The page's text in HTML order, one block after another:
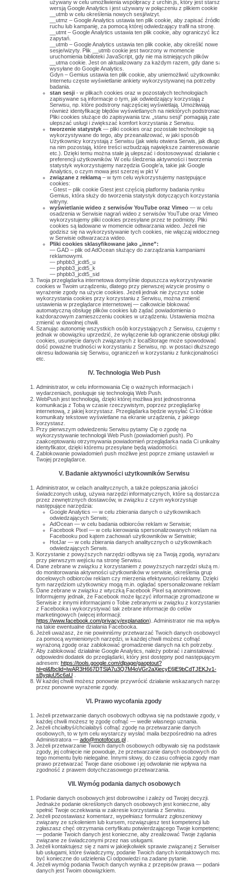
używany w celu umożliwienia współpracy z urchin.js, który jest starszą
wersją Google Analytics i jest używany w połączeniu z plikiem cookie
__utmb w celu określenia nowych sesji/wizyt.
__utmz – Google Analytics ustawia ten plik cookie, aby zapisać źródło
ruchu lub kampanię, za pomocą której odwiedzający trafił na stronę.
__utmt – Google Analytics ustawia ten plik cookie, aby ograniczyć
zapytań.
__utmb – Google Analytics ustawia ten plik cookie, aby określić nowe
sesje/wizyty. Plik __utmb cookie jest tworzony w momencie
uruchomienia biblioteki JavaScript, gdy nie ma istniejących plików
__utma cookie. Jest on aktualizowany za każdym razem, gdy dane są
wysyłane do Google Analytics.
Gdyn – Gemius ustawia ten plik cookie, aby uniemożliwić
Internetu częste wyświetlanie ankiety wykorzystywanej na potrzeby
badania.
stan sesji - w plikach cookies oraz w pozostałych technologiach
zapisywane są informacje o tym, jak odwiedzający korzystają z
Serwisu, np. które podstrony najczęściej wyświetlają. Umożliwiają
również identyfikację błędów wyświetlanych na niektórych podstronach.
Pliki cookies służące do zapisywania tzw. „stanu sesji” pomagają zatem
ulepszać usługi i zwiększać komfort korzystania z Serwisu.
tworzenie statystyk — pliki cookies oraz pozostałe technologie są
wykorzystywane do tego, aby przeanalizować, w jaki sposób
Użytkownicy korzystają z Serwisu (jak wielu otwiera Serwis, jak długo
na nim pozostają, które treści wzbudzają największe zainteresowanie
etc.). Dzięki temu można stale ją ulepszać i dostosowywać działanie do
preferencji użytkowników. W celu śledzenia aktywności i tworzenia
statystyk wykorzystujemy narzędzia Google’a, takie jak Google
Analytics, o czym mowa jest szerzej w pkt V
związane z reklamą – w tym celu wykorzystujemy następujące
cookies:
- Gtest – plik cookie Gtest jest częścią platformy badania rynku
Gemius, która służy do tworzenia statystyk dotyczących korzystania z
witryny.
wyświetlanie wideo z serwisów YouTube oraz Vimeo — w celu
osadzenia w Serwisie nagrań wideo z serwisów YouTube oraz Vimeo
wykorzystujemy pliki cookies przesyłane przez te podmioty. Pliki
cookies są ładowane w momencie odtwarzania wideo. Jeżeli nie
godzisz się na wykorzystywanie tych cookies, nie włączaj widocznego
w Serwisie odtwarzacza wideo.
Pliki cookies sklasyfikowane jako „inne”:
— GAD – plik od AdOcean służący do zarządzania kampaniami
reklamowymi.
— phpbb3_jcdt5_u
— phpbb3_jcdt5_k
— phpbb3_jcdt5_sid
Twoja przeglądarka internetowa domyślnie dopuszcza wykorzystywanie
cookies w Twoim urządzeniu, dlatego przy pierwszej wizycie prosimy o
wyrażenie zgody na użycie cookies. Jeżeli jednak nie życzysz sobie
wykorzystania cookies przy korzystaniu z Serwisu, można zmienić
ustawienia w przeglądarce internetowej — całkowicie blokować
automatyczną obsługę plików cookies lub żądać powiadomienia o
każdorazowym zamieszczeniu cookies w urządzeniu. Ustawienia można
zmienić w dowolnej chwili.
Szanując autonomię wszystkich osób korzystających z Serwisu, czujemy się
jednak w obowiązku uprzedzić, że wyłączenie lub ograniczenie obsługi plików
cookies, usunięcie danych związanych z localStorage może spowodować
dość poważne trudności w korzystaniu z Serwisu, np. w postaci dłuższego
okresu ładowania się Serwisu, ograniczeń w korzystaniu z funkcjonalności
etc.
IV. Technologia Web Push
Administrator, w celu informowania Cię o ważnych informacjach i
wydarzeniach, posługuje się technologią Web Push.
WebPush jest technologią, dzięki której możliwa jest jednostronna
komunikacja z Tobą w czasie rzeczywistym, poprzez przeglądarkę
internetową, z jakiej korzystasz. Przeglądarka będzie wysyłać Ci krótkie
komunikaty tekstowe wyświetlane na ekranie urządzenia, z jakiego
korzystasz.
Przy pierwszym odwiedzeniu Serwisu pytamy Cię o zgodę na
wykorzystywanie technologii Web Push (powiadomień push). Po
zaakceptowaniu otrzymywania powiadomień przeglądarka nada Ci unikalny
identyfikator, dzięki któremu przesyłane będą wiadomości.
Zablokowanie powiadomień push możliwe jest poprze zmianę ustawień w
Twojej przeglądarce.
V. Badanie aktywności użytkowników Serwisu
Administrator, w celach analitycznych, a także polepszania jakości
świadczonych usług, używa narzędzi informatycznych, które są dostarczane
przez zewnętrznych dostawców, w związku z czym wykorzystuje
następujące narzędzia:
Google Analytics — w celu zbierania danych o użytkownikach
odwiedzających Serwis;
AdOcean — w celu badania odbiorców reklam w Serwisie;
Facebook Pixel — w celu kierowania spersonalizowanych reklam na
Facebooku pod kątem zachowań użytkowników w Serwisie;
HotJar — w celu zbierania danych analitycznych o użytkownikach
odwiedzających Serwis.
Korzystanie z powyższych narzędzi odbywa się za Twoją zgodą, wyrażaną
przy pierwszym wejściu na stronę Serwisu.
Dane zebrane w związku z korzystaniem z powyższych narzędzi służą m.in.
do monitorowania aktywności użytkowników w serwisie, określenia grup
docelowych odbiorców reklam czy mierzenia efektywności reklamy. Dzięki
tym narzędziom użytkownicy mogą m.in. oglądać spersonalizowane reklamy.
Dane zebrane w związku z wtyczką Facebook Pixel są anonimowe.
Informujemy jednak, że Facebook może łączyć informacje zgromadzone w
Serwisie z innymi informacjami o Tobie zebranymi w związku z korzystaniem
z Facebooka i wykorzystywać tak zebrane informacje do celów
marketingowych (więcej informacji:
https://www.facebook.com/privacy/explanation). Administrator nie ma wpływu
na takie ewentualne działania Facebooka.
Jeżeli uważasz, że nie powinniśmy przetwarzać Twoich danych osobowych
za pomocą wymienionych narzędzi, w każdej chwili możesz cofnąć
wyrażoną zgodę oraz zablokować gromadzenie danych na ich potrzeby.
Aby zablokować działalnie Google Analytics, należy pobrać i zainstalować
odpowiedni dodatek do przeglądarki, który jest dostępny pod następującym
adresem: https://tools.google.com/dlpage/gaoptout?
hl=pl&fbclid=IwAR3H667DTSlA7u3Q7M4oVGr2aXiecyE6lE9bCdTJEKJv1-
sByqjuU5c6aU.
W każdej chwili możesz ponownie przywrócić działanie wskazanych narzędzi
przez ponowne wyrażenie zgody.
VI. Prawo wycofania zgody
Jeżeli przetwarzanie danych osobowych odbywa się na podstawie zgody, w
każdej chwili możesz tę zgodę cofnąć — wedle własnego uznania.
Jeżeli chciałbyś/chciałabyś cofnąć zgodę na przetwarzanie danych
osobowych, to w tym celu wystarczy wysłać maila bezpośrednio na adres
Administratora — ado@motofocus.pl.
Jeżeli przetwarzanie Twoich danych osobowych odbywało się na podstawie
zgody, jej cofnięcie nie powoduje, że przetwarzanie danych osobowych do
tego momentu było nielegalne. Innymi słowy, do czasu cofnięcia zgody mamy
prawo przetwarzać Twoje dane osobowe i jej odwołanie nie wpływa na
zgodność z prawem dotychczasowego przetwarzania.
VII. Wymóg podania danych osobowych
Podanie danych osobowych jest dobrowolne i zależy od Twojej decyzji.
Jednakże podanie określonych danych osobowych jest konieczne, aby
spełnić Twoje oczekiwania w zakresie korzystania z Serwisu.
Jeżeli pozostawiasz komentarz, wypełniasz formularz zgłoszeniowy
związany ze szkoleniem lub kursem, rozwiązujesz test kompetencji lub
zgłaszasz chęć otrzymania certyfikatu potwierdzającego Twoje kompetencje
— podanie Twoich danych jest konieczne, aby zrealizować Twoje żądania
związane ze świadczonymi przez nas usługami.
Jeżeli kontaktujesz się z nami w jakiejkolwiek sprawie związanej z Serwisem
lub usługami, które świadczymy, podanie Twoich danych kontaktowych może
być konieczne do udzielenia Ci odpowiedzi na zadane pytanie.
Jeżeli wymóg podania Twoich danych wynika z przepisów prawa — podanie
danych jest Twoim obowiązkiem.